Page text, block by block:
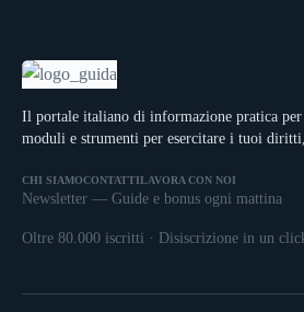
Il portale italiano di informazione pratica
moduli e strumenti per esercitare i tuoi
CHI SIAMOCONTATTI LAVORA CON NOI
Newsletter — Guide e bonus ogni mattina
Oltre 80.000 iscritti · Disiscrizione in un